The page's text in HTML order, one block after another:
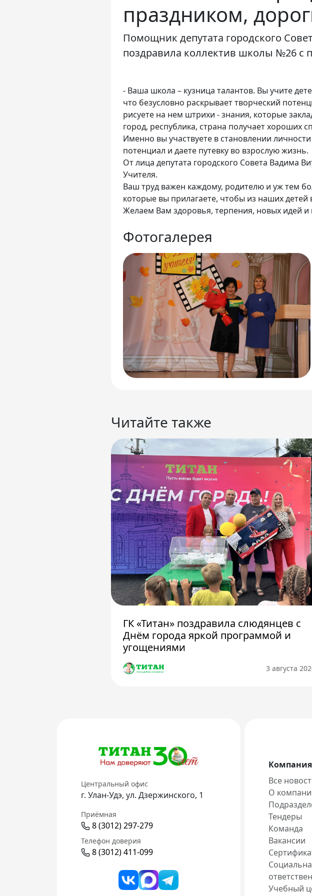
праздником,
Помощник депутата городского
поздравила коллектив школы №26 с
- Ваша школа – кузница талантов. Вы учите
что безусловно раскрывает творческий
рисуете на нем штрихи - знания, которые
город, республика, страна получает хороших
Именно вы участвуете в становлении
потенциал и даете путевку во взрослую жизнь.
От лица депутата городского Совета Вадима
Учителя.
Ваш труд важен каждому, родителю и уж тем
которые вы прилагаете, чтобы из наших
Желаем Вам здоровья, терпения, новых идей и
Фотогалерея
Читайте также
ГК «Титан» поздравила слюдянцев с
Днём города яркой программой и
угощениями
3 августа
Центральный офис
г. Улан-Удэ, ул. Дзержинского, 1
Приёмная
8 (3012) 297-279
Телефон доверия
8 (3012) 411-099
Компания
Все
О
Тендеры
Команда
Вакансии
Учебный